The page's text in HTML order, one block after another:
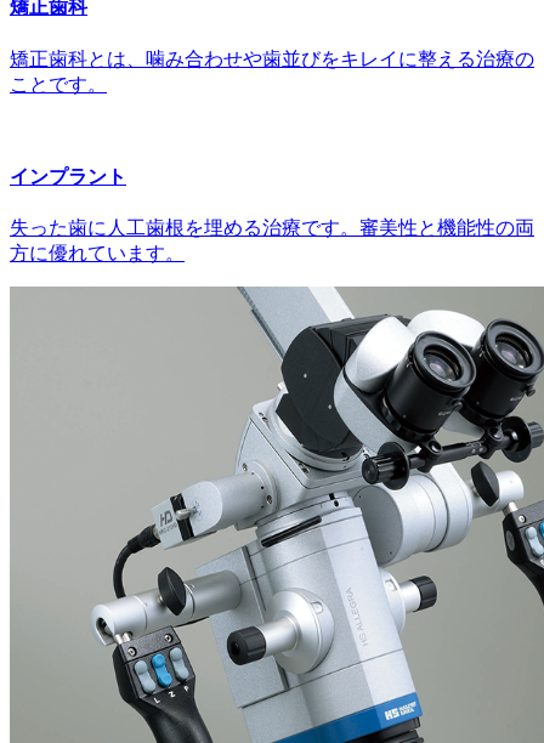
矯正歯科
矯正歯科とは、噛み合わせや歯並びをキレイに整える治療の
ことです。
インプラント
失った歯に人工歯根を埋める治療です。審美性と機能性の両
方に優れています。